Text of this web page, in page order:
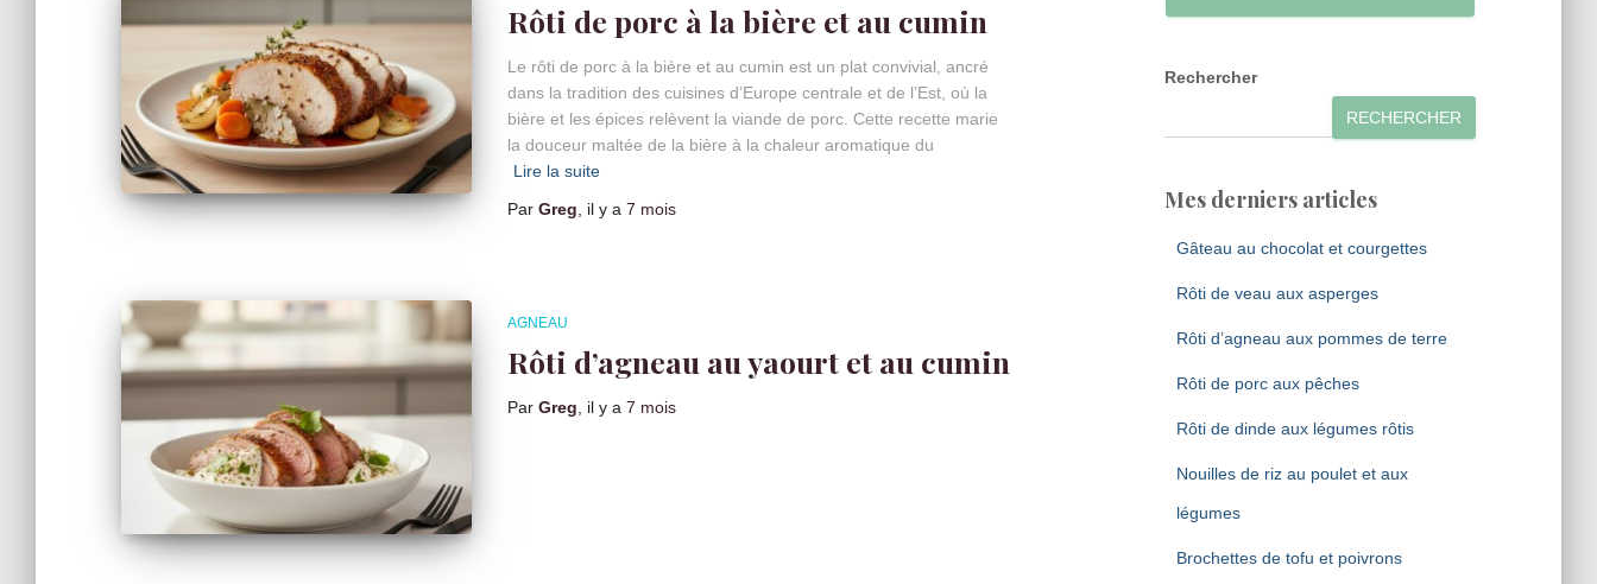
Rôti de porc à la bière et au cumin
Le rôti de porc à la bière et au cumin est un plat convivial, ancré
dans la tradition des cuisines d’Europe centrale et de l’Est, où la
bière et les épices relèvent la viande de porc. Cette recette marie
la douceur maltée de la bière à la chaleur aromatique du
Lire la suite
Par Greg , il y a 7 mois
AGNEAU
Rôti d’agneau au yaourt et au cumin
Par Greg , il y a 7 mois
Rechercher
RECHERCHER
Mes derniers articles
Gâteau au chocolat et courgettes
Rôti de veau aux asperges
Rôti d’agneau aux pommes de terre
Rôti de porc aux pêches
Rôti de dinde aux légumes rôtis
Nouilles de riz au poulet et aux
légumes
Brochettes de tofu et poivrons